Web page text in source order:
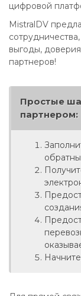
цифровой
MistralDV
выгоды,
партнеров!
Простые
партнером: